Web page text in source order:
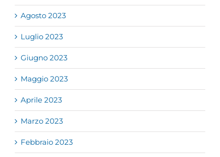
Agosto 2023
Luglio 2023
Giugno 2023
Maggio 2023
Aprile 2023
Marzo 2023
Febbraio 2023